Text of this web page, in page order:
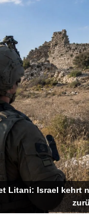
Litani: Israel kehrt